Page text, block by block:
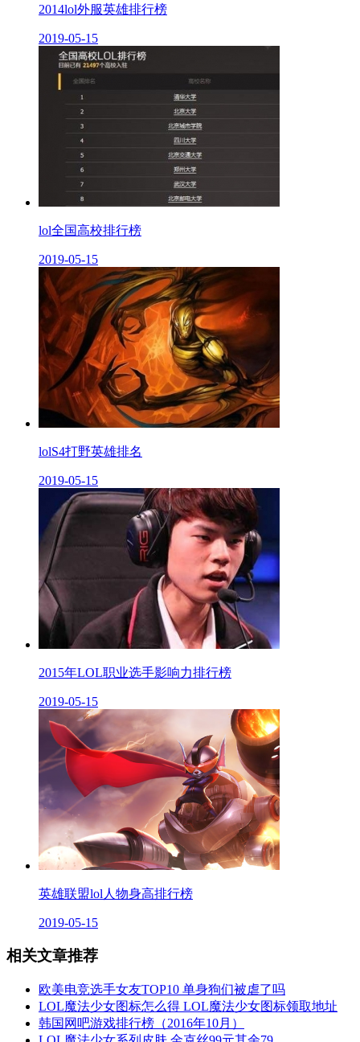
2014lol外服英雄排行榜
2019-05-15
lol全国高校排行榜
2019-05-15
lolS4打野英雄排名
2019-05-15
2015年LOL职业选手影响力排行榜
2019-05-15
英雄联盟lol人物身高排行榜
2019-05-15
相关文章推荐
欧美电竞选手女友TOP10 单身狗们被虐了吗
LOL魔法少女图标怎么得 LOL魔法少女图标领取地址
韩国网吧游戏排行榜（2016年10月）